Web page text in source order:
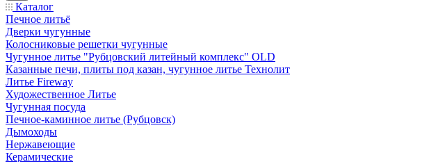
Каталог
Печное литьё
Дверки чугунные
Колосниковые решетки чугунные
Чугунное литье "Рубцовский литейный комплекс" OLD
Казанные печи, плиты под казан, чугунное литье Технолит
Литье Fireway
Художественное Литье
Чугунная посуда
Печное-каминное литье (Рубцовск)
Дымоходы
Нержавеющие
Керамические